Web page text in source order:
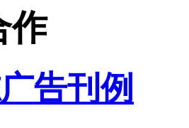
作
告刊例